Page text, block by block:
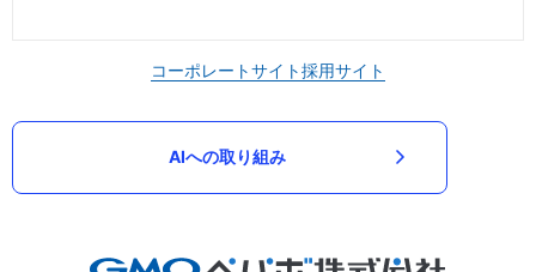
コーポレートサイト採用サイト
AIへの取り組み